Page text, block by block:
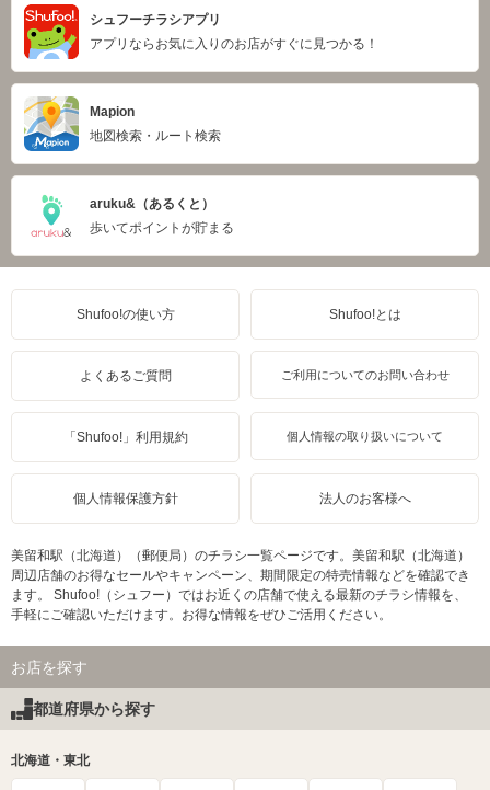
シュフーチラシアプリ
アプリならお気に入りのお店がすぐに見つかる！
Mapion
地図検索・ルート検索
aruku&（あるくと）
歩いてポイントが貯まる
Shufoo!の使い方 Shufoo!とは
よくあるご質問 ご利用についてのお問い合わせ
「Shufoo!」利用規約 個人情報の取り扱いについて
個人情報保護方針 法人のお客様へ
美留和駅（北海道）（郵便局）のチラシ一覧ページです。美留和駅（北海道）
周辺店舗のお得なセールやキャンペーン、期間限定の特売情報などを確認でき
ます。 Shufoo!（シュフー）ではお近くの店舗で使える最新のチラシ情報を、
手軽にご確認いただけます。お得な情報をぜひご活用ください。
お店を探す
都道府県から探す
北海道・東北